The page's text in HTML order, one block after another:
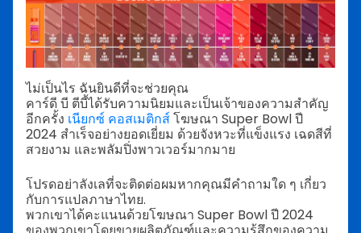
ไม่เป็นไร ฉันยินดีที่จะช่วยคุณ
คาร์ดี บี ตีบี้ได้รับความนิยมและเป็นเจ้าของความสำคัญ
อีกครั้ง เนียกซ์ คอสเมติกส์โฆษณา Super Bowl ปี
2024 สำเร็จอย่างยอดเยี่ยม ด้วยจังหวะที่แข็งแรง เฉดสีที่
สวยงาม และพลัมปิ่งพาวเวอร์มากมาย
โปรดอย่าลังเลที่จะติดต่อผมหากคุณมีคำถามใด ๆ เกี่ยว
กับการแปลภาษาไทย.
พวกเขาได้คะแนนด้วยโฆษณา Super Bowl ปี 2024